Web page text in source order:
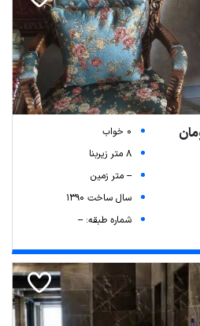
0 خواب
8 متر زیربنا
-- متر زمین
سال ساخت 1390
شماره طبقه: --